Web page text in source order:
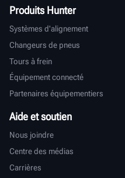
Produits Hunter
Systèmes d'alignement
Changeurs de pneus
Tours à frein
Équipement connecté
Partenaires équipementiers
Aide et soutien
Nous joindre
Centre des médias
Carrières